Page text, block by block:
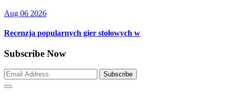
Aug 06 2026
Recenzja popularnych gier stołowych w
Subscribe Now
Subscribe